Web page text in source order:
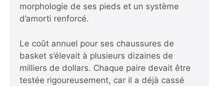
morphologie de ses pieds et un système
d’amorti renforcé.
Le coût annuel pour ses chaussures de
basket s’élevait à plusieurs dizaines de
milliers de dollars. Chaque paire devait être
testée rigoureusement, car il a déjà cassé